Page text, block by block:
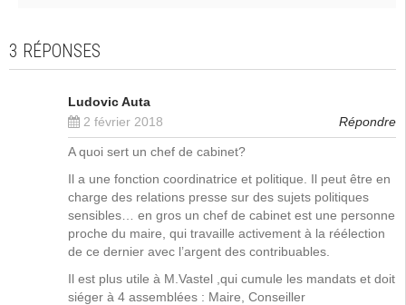
3 RÉPONSES
Ludovic Auta
2 février 2018
Répondre
A quoi sert un chef de cabinet?
Il a une fonction coordinatrice et politique. Il peut être en
charge des relations presse sur des sujets politiques
sensibles… en gros un chef de cabinet est une personne
proche du maire, qui travaille activement à la réélection
de ce dernier avec l’argent des contribuables.
Il est plus utile à M.Vastel ,qui cumule les mandats et doit
siéger à 4 assemblées : Maire, Conseiller